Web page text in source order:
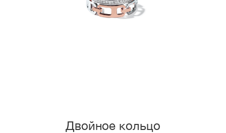
Двойное кольцо